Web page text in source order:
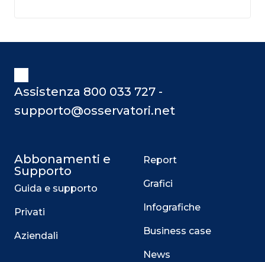
Assistenza 800 033 727 -
supporto@osservatori.net
Abbonamenti e
Supporto
Guida e supporto
Privati
Aziendali
Report
Grafici
Infografiche
Business case
News